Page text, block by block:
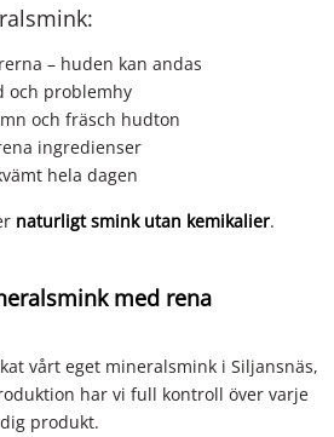
– huden kan andas
och problemhy
och fräsch hudton
ingredienser
hela dagen
naturligt smink utan kemikalier.
med rena
vårt eget mineralsmink i Siljansnäs,
har vi full kontroll över varje
produkt.